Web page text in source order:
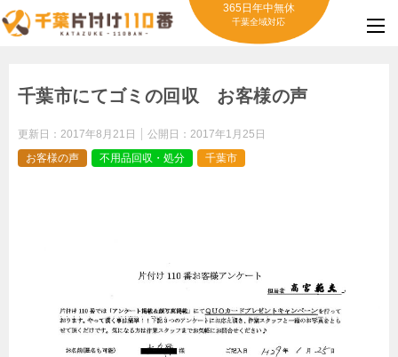
365日年中無休
千葉全域対応
千葉市にてゴミの回収 お客様の声
更新日： 2017年8月21日 公開日： 2017年1月25日
お客様の声
不用品回収・処分 千葉市